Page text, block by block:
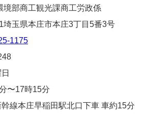
境部商工観光課商工労政係
埼玉県本庄市本庄3丁目5番3号
1175
〜17時15分
線本庄早稲田駅北口下車 車約15分